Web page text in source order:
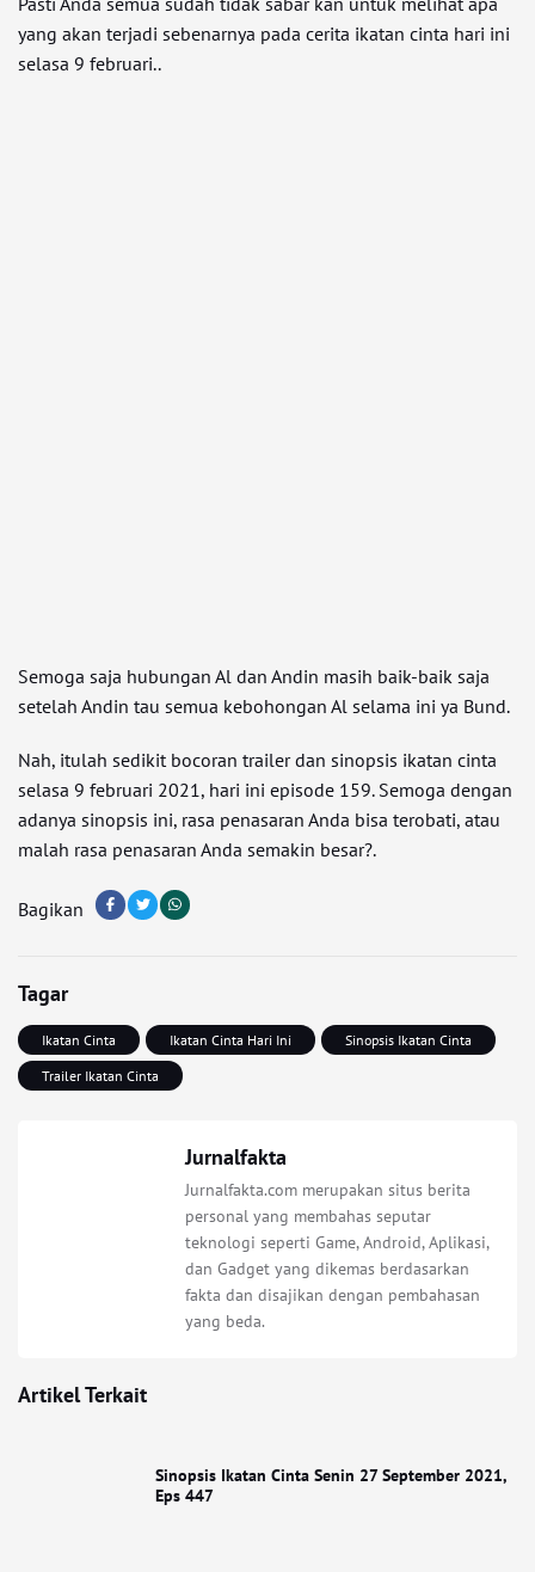
yang akan terjadi sebenarnya pada cerita ikatan cinta hari ini
selasa 9 februari..
Semoga saja hubungan Al dan Andin masih baik-baik saja
setelah Andin tau semua kebohongan Al selama ini ya Bund.
Nah, itulah sedikit bocoran trailer dan sinopsis ikatan cinta
selasa 9 februari 2021, hari ini episode 159. Semoga dengan
adanya sinopsis ini, rasa penasaran Anda bisa terobati, atau
malah rasa penasaran Anda semakin besar?.
Bagikan
Tagar
Ikatan Cinta Ikatan Cinta Hari Ini
Sinopsis Ikatan Cinta
Trailer Ikatan Cinta
Jurnalfakta
Jurnalfakta.com merupakan situs berita
personal yang membahas seputar
teknologi seperti Game, Android, Aplikasi,
dan Gadget yang dikemas berdasarkan
fakta dan disajikan dengan pembahasan
yang beda.
Artikel Terkait
Sinopsis Ikatan Cinta Senin 27 September 2021,
Eps 447